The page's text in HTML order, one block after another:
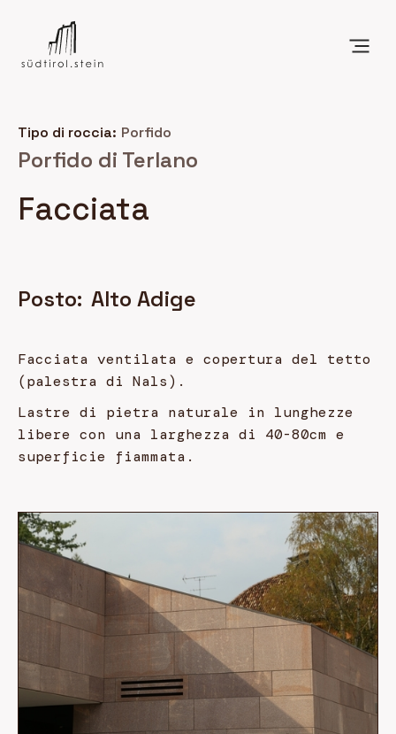
Tipo di roccia: Porfido
Porfido di Terlano
Facciata
Posto: Alto Adige
Facciata ventilata e copertura del tetto
(palestra di Nals).
Lastre di pietra naturale in lunghezze
libere con una larghezza di 40-80cm e
superficie fiammata.